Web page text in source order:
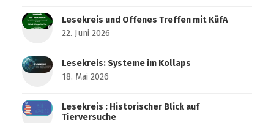
Lesekreis und Offenes Treffen mit KüfA
22. Juni 2026
Lesekreis: Systeme im Kollaps
18. Mai 2026
Lesekreis : Historischer Blick auf
Tierversuche